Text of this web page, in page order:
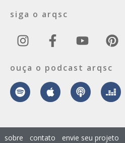
siga o arqsc
ouça o podcast arqsc
sobre contato envie seu projeto